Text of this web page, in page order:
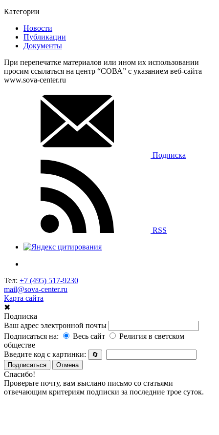
Категории
Новости
Публикации
Документы
При перепечатке материалов или ином их использовании
просим ссылаться на центр “СОВА” с указанием веб-сайта
www.sova-center.ru
Подписка
RSS
Тел: +7 (495) 517-9230
mail@sova-center.ru
Карта сайта
✖
Подписка
Ваш адрес электронной почты
Подписаться на:
Весь сайт
Религия в светском
обществе
Введите код с картинки:
🔄
Подписаться
Отмена
Спасибо!
Проверьте почту, вам выслано письмо со статьями
отвечающим критериям подписки за последние трое суток.